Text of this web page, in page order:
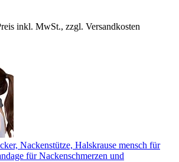
inkl. MwSt., zzgl. Versandkosten
Nackenstütze, Halskrause mensch für
für Nackenschmerzen und